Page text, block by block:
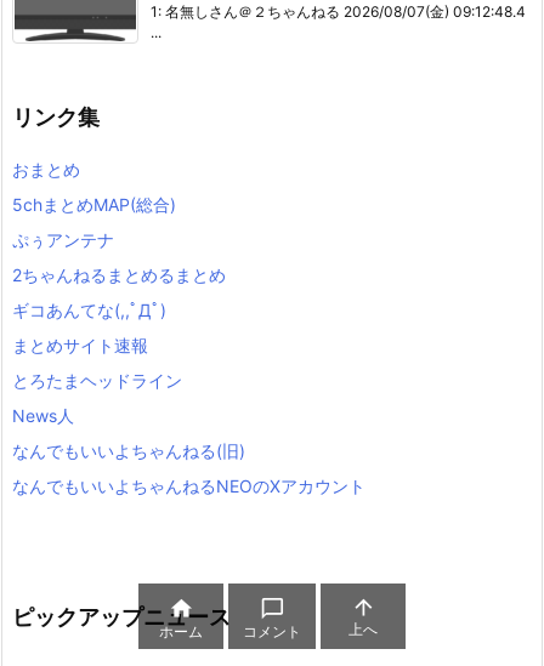
1: 名無しさん＠２ちゃんねる 2026/08/07(金) 09:12:48.4
...
リンク集
おまとめ
5chまとめMAP(総合)
ぷぅアンテナ
2ちゃんねるまとめるまとめ
ギコあんてな(,,ﾟДﾟ)
まとめサイト速報
とろたまヘッドライン
News人
なんでもいいよちゃんねる(旧)
なんでもいいよちゃんねるNEOのXアカウント
ピックアップニュース

ホーム

コメント

上へ